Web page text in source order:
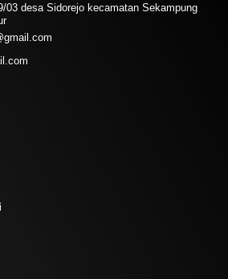
03 desa Sidorejo kecamatan Sekampung